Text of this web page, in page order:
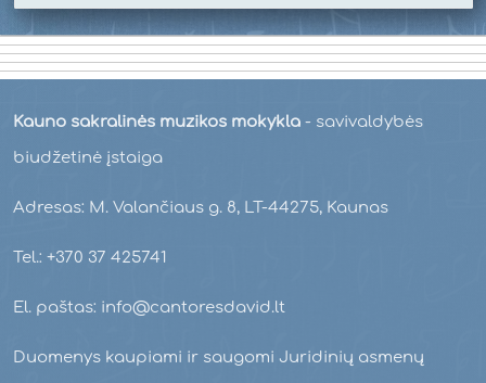
Kauno sakralinės muzikos mokykla - savivaldybės
biudžetinė įstaiga
Adresas: M. Valančiaus g. 8, LT-44275, Kaunas
Tel.: +370 37 425741
El. paštas: info@cantoresdavid.lt
Duomenys kaupiami ir saugomi Juridinių asmenų